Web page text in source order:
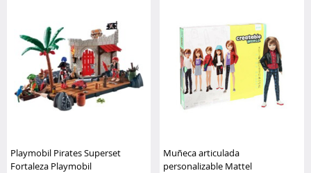
Playmobil Pirates Superset
Fortaleza Playmobil
Muñeca articulada
personalizable Mattel